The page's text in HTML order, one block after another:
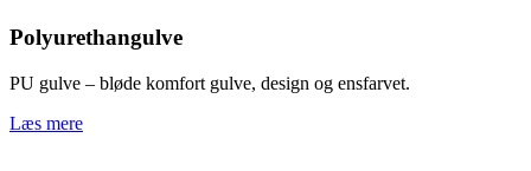
Polyurethangulve
PU gulve – bløde komfort gulve, design og ensfarvet.
Læs mere